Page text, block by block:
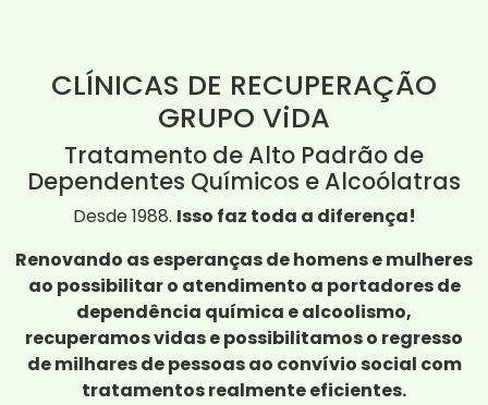
CLÍNICAS DE RECUPERAÇÃO
GRUPO ViDA
Tratamento de Alto Padrão de
Dependentes Químicos e Alcoólatras
Desde 1988. Isso faz toda a diferença!
Renovando as esperanças de homens e mulheres
ao possibilitar o atendimento a portadores de
dependência química e alcoolismo,
recuperamos vidas e possibilitamos o regresso
de milhares de pessoas ao convívio social com
tratamentos realmente eficientes.